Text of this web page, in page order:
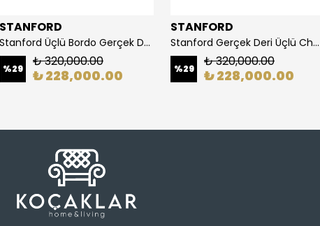
STANFORD
Stanford Üçlü Bordo Gerçek Deri Koltuk
%29 ₺ 320,000.00
₺ 228,000.00
STANFORD
Stanford Gerçek Deri Üçlü Chester Koltuk
%29 ₺ 320,000.00
₺ 228,000.00